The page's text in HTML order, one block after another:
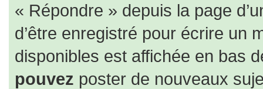
« Répondre » depuis la page
d’être enregistré pour écrire un
disponibles est affichée en bas
pouvez poster de nouveaux